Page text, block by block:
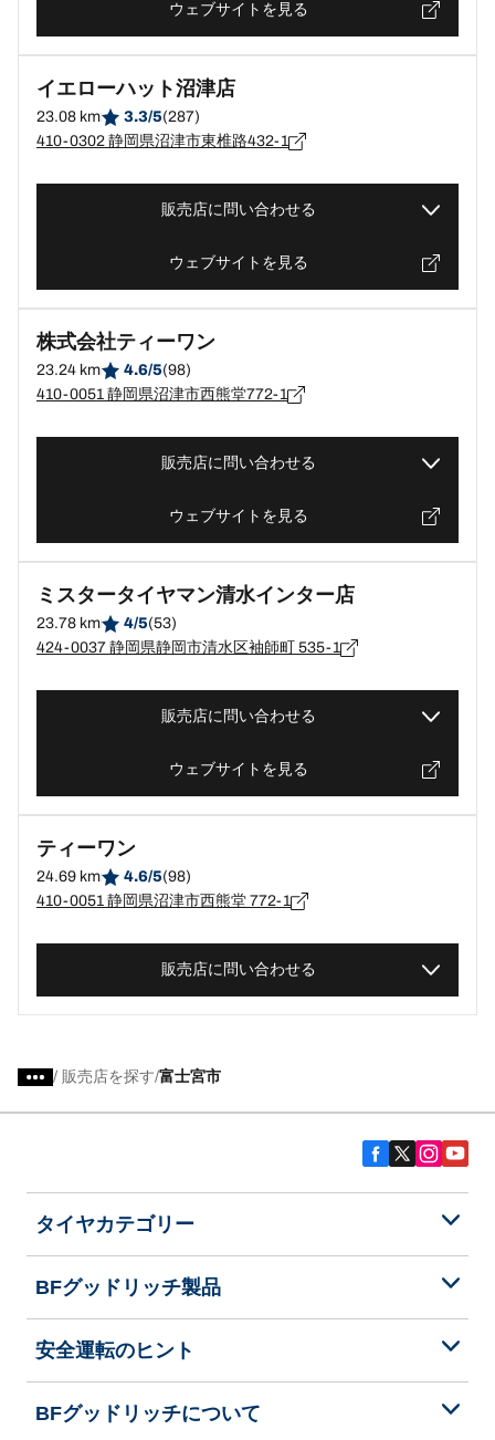
ウェブサイトを見る
イエローハット沼津店
23.08 km 3.3/5(287)
410-0302 静岡県沼津市東椎路432-1
販売店に問い合わせる
ウェブサイトを見る
株式会社ティーワン
23.24 km 4.6/5(98)
410-0051 静岡県沼津市西熊堂772-1
販売店に問い合わせる
ウェブサイトを見る
ミスタータイヤマン清水インター店
23.78 km 4/5(53)
424-0037 静岡県静岡市清水区袖師町 535-1
販売店に問い合わせる
ウェブサイトを見る
ティーワン
24.69 km 4.6/5(98)
410-0051 静岡県沼津市西熊堂 772-1
販売店に問い合わせる
/ 販売店を探す 富士宮市
タイヤカテゴリー
BFグッドリッチ製品
安全運転のヒント
BFグッドリッチについて